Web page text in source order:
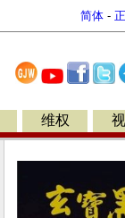
简体 -
维权